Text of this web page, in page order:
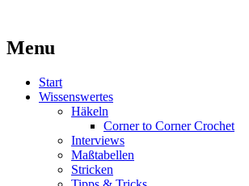
MissKnitness
Kaufst du noch oder strickst
Menu
Skip
Start
Wissenswertes
Häkeln
Corner to Corner Crochet
Interviews
Maßtabellen
Stricken